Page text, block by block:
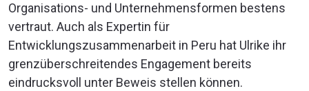
Organisations- und Unternehmensformen bestens
vertraut. Auch als Expertin für
Entwicklungszusammenarbeit in Peru hat Ulrike ihr
grenzüberschreitendes Engagement bereits
eindrucksvoll unter Beweis stellen können.